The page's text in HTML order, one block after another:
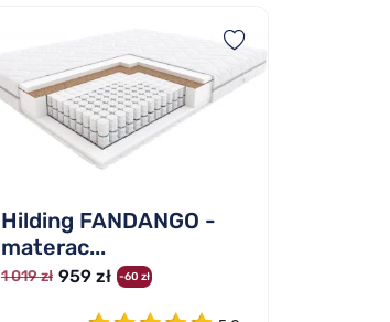
Hilding FANDANGO -
materac...
1 019 zł 959 zł -60 zł